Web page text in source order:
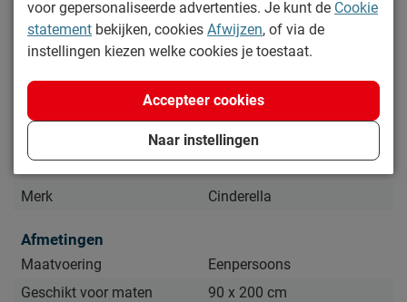
Lees meer
Productinformatie
Merk
Cinderella
Afmetingen
Maatvoering
Eenpersoons
Geschikt voor maten
90 x 200 cm
voor gepersonaliseerde advertenties. Je kunt de Cookie
statement bekijken, cookies Afwijzen, of via de
instellingen kiezen welke cookies je toestaat.
Naar instellingen
Accepteer cookies